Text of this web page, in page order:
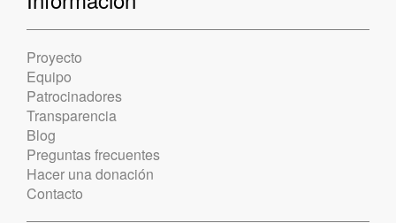
Proyecto
Equipo
Patrocinadores
Transparencia
Blog
Preguntas frecuentes
Hacer una donación
Contacto